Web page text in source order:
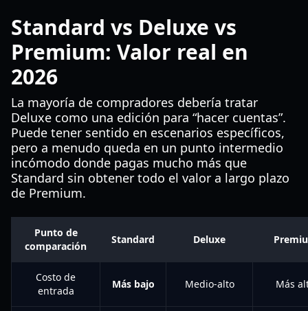
Standard vs Deluxe vs
Premium: Valor real en
2026
La mayoría de compradores debería tratar
Deluxe como una edición para “hacer cuentas”.
Puede tener sentido en escenarios específicos,
pero a menudo queda en un punto intermedio
incómodo donde pagas mucho más que
Standard sin obtener todo el valor a largo plazo
de Premium.
Punto de
comparación
Standard Deluxe
Costo de
entrada
Más bajo Medio-alto Más